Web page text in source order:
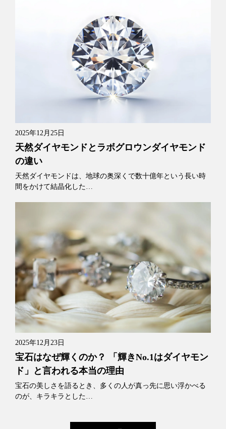
2025年12月25日
天然ダイヤモンドとラボグロウンダイヤモンド
の違い
天然ダイヤモンドは、地球の奥深くで数十億年という長い時
間をかけて結晶化した…
2025年12月23日
宝石はなぜ輝くのか？ 「輝きNo.1はダイヤモン
ド」と言われる本当の理由
宝石の美しさを語るとき、多くの人が真っ先に思い浮かべる
のが、キラキラとした…